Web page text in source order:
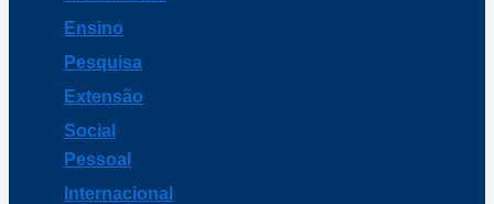
Ensino
Pesquisa
Extensão
Social
Pessoal
Internacional